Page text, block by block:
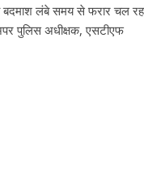
बदमाश लंबे समय से फरार चल
पुलिस अधीक्षक, एसटीएफ